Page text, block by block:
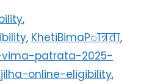
,
, KhetiBimaPात्रता,
patrata-2025-
online-eligibility,